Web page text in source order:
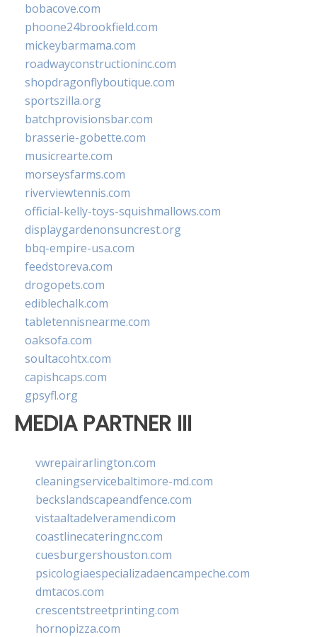
bobacove.com
phoone24brookfield.com
mickeybarmama.com
roadwayconstructioninc.com
shopdragonflyboutique.com
sportszilla.org
batchprovisionsbar.com
brasserie-gobette.com
musicrearte.com
morseysfarms.com
riverviewtennis.com
official-kelly-toys-squishmallows.com
displaygardenonsuncrest.org
bbq-empire-usa.com
feedstoreva.com
drogopets.com
ediblechalk.com
tabletennisnearme.com
oaksofa.com
soultacohtx.com
capishcaps.com
gpsyfl.org
MEDIA PARTNER III
vwrepairarlington.com
cleaningservicebaltimore-md.com
beckslandscapeandfence.com
vistaaltadelveramendi.com
coastlinecateringnc.com
cuesburgershouston.com
psicologiaespecializadaencampeche.com
dmtacos.com
crescentstreetprinting.com
hornopizza.com